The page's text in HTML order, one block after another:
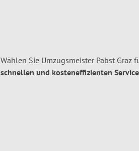
Wählen Sie Umzugsmeister Pabst Graz
schnellen und kosteneffizienten Service